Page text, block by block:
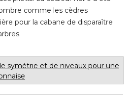
comme les cèdres
pour la cabane de disparaître
symétrie et de niveaux pour une